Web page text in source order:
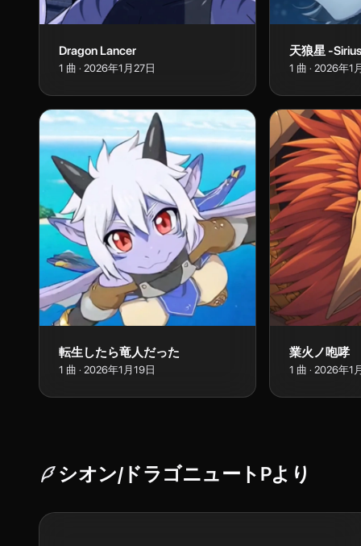
Dragon Lancer
1 曲 · 2026年1月27日
天狼星 -
1 曲 · 2026年1
転生したら竜人だった
1 曲 · 2026年1月19日
業火ノ咆哮
1 曲 · 2026年1
シオン/ドラゴニュートPより